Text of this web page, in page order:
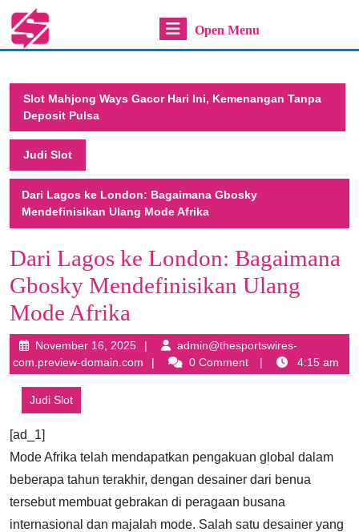
Skip
content
Open MenuOpen
Slot Mahjong Ways Gacor Hari Ini, Kemenangan Tanpa
Deposit Pulsa
Judi Slot
Dari Lagos ke London: Bagaimana Gbosky
Mendefinisikan Ulang Mode Afrika
Dari Lagos ke London: Bagaimana
Gbosky Mendefinisikan Ulang
Mode Afrika
November 16, 2025November
16,
2025
admin@thesportswires-
com.preview-domain.com admin@thesportswires-
com.preview-
0 Comment 4:15 am
Judi Slot
[ad_1]
Mode Afrika telah mendapatkan pengakuan global dalam
beberapa tahun terakhir, dengan desainer dari benua
tersebut membuat gebrakan di peragaan busana
internasional dan majalah mode. Salah satu desainer yang